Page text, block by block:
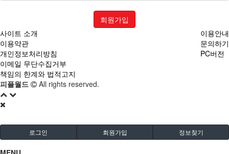
"몰"은 이 약관의 내용과 상호 및 대표자 성명, 영업소 소재지
주소(소비자의 불만을 처리할 수 있는 곳의 주소를 포함),
전화번호·모사전송번호·전자우편주소, 사업자등록번호,
통신판매업 신고번호, 개인정보관리책임자 등을 이용자가
쉽게 알 수 있도록 사이버몰의 초기 서비스화면(전면)에
게시합니다. 다만, 약관의 내용은 이용자가 연결화면을
통하여 볼 수 있도록 할 수 있습니다.
"몰"은 이용자가 약관에 동의하기에 앞서 약관에 정하여져
팝업화면 등을 제공하여 이용자의 확인을 구하여야 합니다.
"몰"은 「전자상거래 등에서의 소비자보호에 관한 법률」,
회원가입
사이트 소개
이용약관
개인정보처리방침
이메일 무단수집거부
책임의 한계와 법적고지
이용안내
문의하기
PC버전
피플월드 All rights reserved.
로그인 회원가입 정보찾기